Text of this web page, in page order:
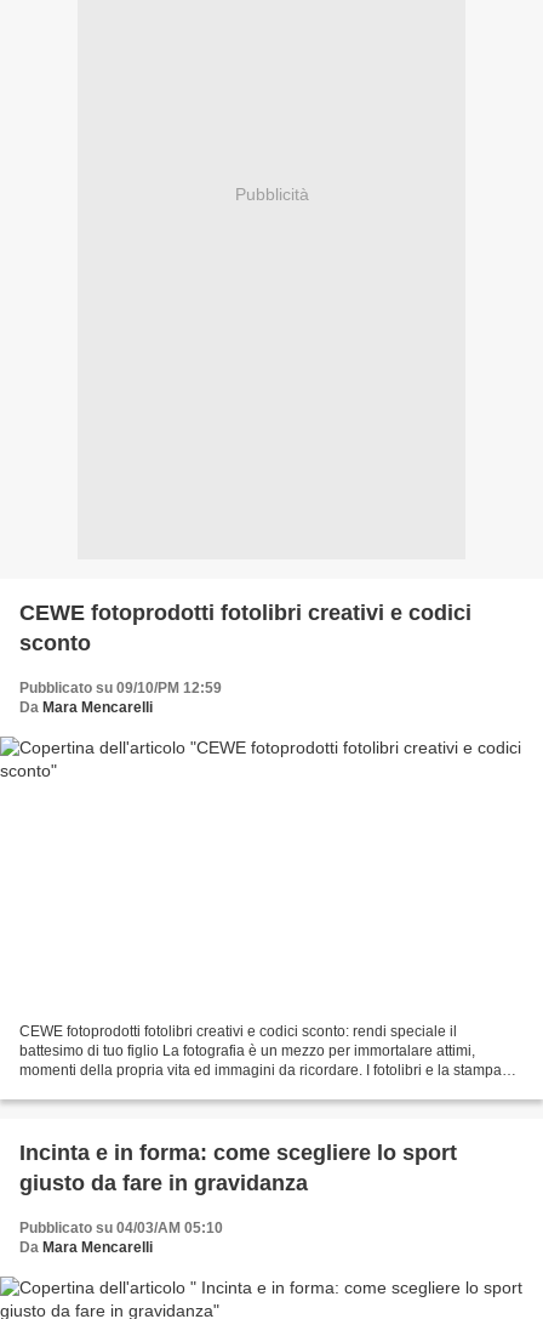
Pubblicità
CEWE fotoprodotti fotolibri creativi e codici
sconto
Pubblicato su 09/10/PM 12:59
Da Mara Mencarelli
CEWE fotoprodotti fotolibri creativi e codici sconto: rendi speciale il
battesimo di tuo figlio La fotografia è un mezzo per immortalare attimi,
momenti della propria vita ed immagini da ricordare. I fotolibri e la stampa
Incinta e in forma: come scegliere lo sport
giusto da fare in gravidanza
Pubblicato su 04/03/AM 05:10
Da Mara Mencarelli